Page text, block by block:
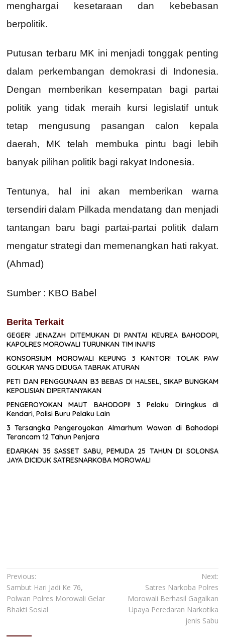
menghargai kesetaraan dan kebebasan
berpolitik.
Putusan terbaru MK ini menjadi tonggak penting
dalam perkembangan demokrasi di Indonesia.
Dengan memberikan kesempatan bagi partai
politik yang tidak meraih kursi legislatif untuk
tetap mengusung pasangan calon kepala
daerah, MK telah membuka pintu bagi lebih
banyak pilihan politik bagi rakyat Indonesia.
Tentunya, hal ini akan memberikan warna
tersendiri dalam Pilkada mendatang dan menjadi
tantangan baru bagi partai-partai politik dalam
mengatur strategi dan memenangkan hati rakyat.
(Ahmad)
Sumber : KBO Babel
Berita Terkait
GEGER! JENAZAH DITEMUKAN DI PANTAI KEUREA BAHODOPI,
KAPOLRES MOROWALI TURUNKAN TIM INAFIS
KONSORSIUM MOROWALI KEPUNG 3 KANTOR! TOLAK PAW
GOLKAR YANG DIDUGA TABRAK ATURAN
PETI DAN PENGGUNAAN B3 BEBAS DI HALSEL, SIKAP BUNGKAM
KEPOLISIAN DIPERTANYAKAN
PENGEROYOKAN MAUT BAHODOPI! 3 Pelaku Diringkus di
Kendari, Polisi Buru Pelaku Lain
3 Tersangka Pengeroyokan Almarhum Wawan di Bahodopi
Terancam 12 Tahun Penjara
EDARKAN 35 SASSET SABU, PEMUDA 25 TAHUN DI SOLONSA
JAYA DICIDUK SATRESNARKOBA MOROWALI
Bhakti Sosial
Upaya Peredaran Narkotika
jenis Sabu
Tinggalkan Balasan